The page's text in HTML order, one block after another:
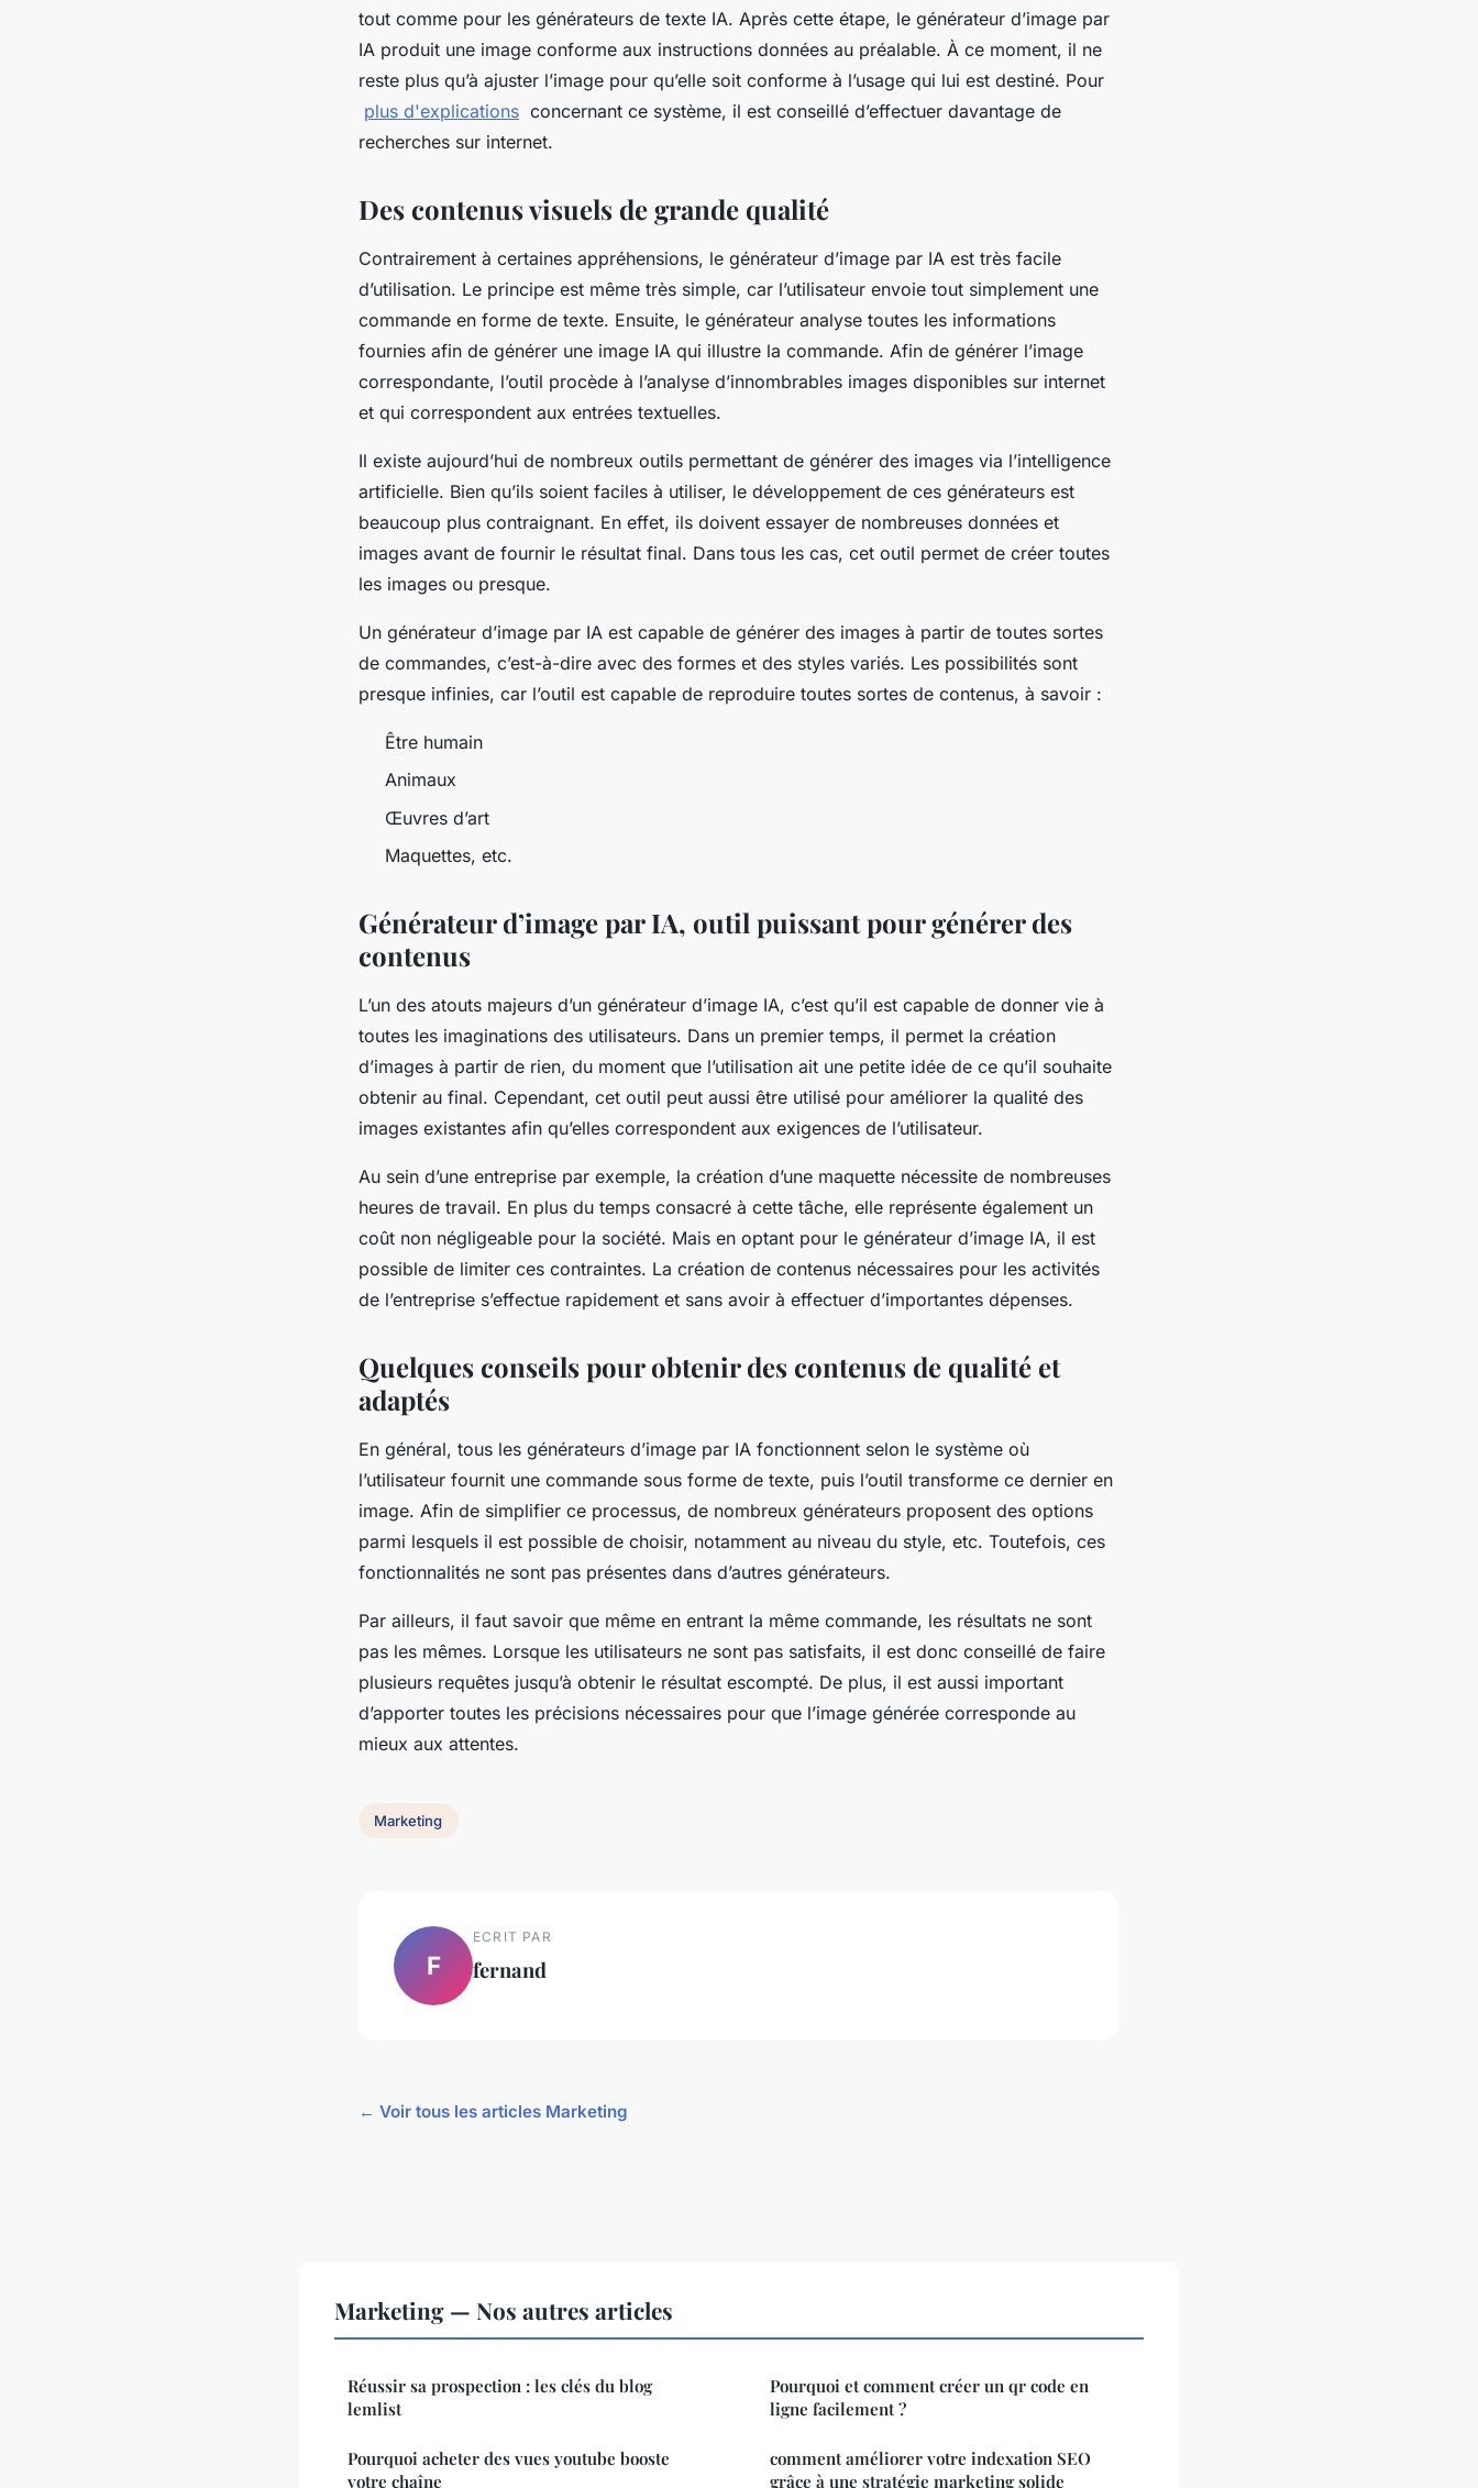
tout comme pour les générateurs de texte IA. Après cette étape, le générateur d’image par
IA produit une image conforme aux instructions données au préalable. À ce moment, il ne
reste plus qu’à ajuster l’image pour qu’elle soit conforme à l’usage qui lui est destiné. Pour
plus d'explications concernant ce système, il est conseillé d’effectuer davantage de
recherches sur internet.
Des contenus visuels de grande qualité
Contrairement à certaines appréhensions, le générateur d’image par IA est très facile
d’utilisation. Le principe est même très simple, car l’utilisateur envoie tout simplement une
commande en forme de texte. Ensuite, le générateur analyse toutes les informations
fournies afin de générer une image IA qui illustre la commande. Afin de générer l’image
correspondante, l’outil procède à l’analyse d’innombrables images disponibles sur internet
et qui correspondent aux entrées textuelles.
Il existe aujourd’hui de nombreux outils permettant de générer des images via l’intelligence
artificielle. Bien qu’ils soient faciles à utiliser, le développement de ces générateurs est
beaucoup plus contraignant. En effet, ils doivent essayer de nombreuses données et
images avant de fournir le résultat final. Dans tous les cas, cet outil permet de créer toutes
les images ou presque.
Un générateur d’image par IA est capable de générer des images à partir de toutes sortes
de commandes, c’est-à-dire avec des formes et des styles variés. Les possibilités sont
presque infinies, car l’outil est capable de reproduire toutes sortes de contenus, à savoir :
Être humain
Animaux
Œuvres d’art
Maquettes, etc.
Générateur d’image par IA, outil puissant pour générer des
contenus
L’un des atouts majeurs d’un générateur d’image IA, c’est qu’il est capable de donner vie à
toutes les imaginations des utilisateurs. Dans un premier temps, il permet la création
d’images à partir de rien, du moment que l’utilisation ait une petite idée de ce qu’il souhaite
obtenir au final. Cependant, cet outil peut aussi être utilisé pour améliorer la qualité des
images existantes afin qu’elles correspondent aux exigences de l’utilisateur.
Au sein d’une entreprise par exemple, la création d’une maquette nécessite de nombreuses
heures de travail. En plus du temps consacré à cette tâche, elle représente également un
coût non négligeable pour la société. Mais en optant pour le générateur d’image IA, il est
possible de limiter ces contraintes. La création de contenus nécessaires pour les activités
de l’entreprise s’effectue rapidement et sans avoir à effectuer d’importantes dépenses.
Quelques conseils pour obtenir des contenus de qualité et
adaptés
En général, tous les générateurs d’image par IA fonctionnent selon le système où
l’utilisateur fournit une commande sous forme de texte, puis l’outil transforme ce dernier en
image. Afin de simplifier ce processus, de nombreux générateurs proposent des options
parmi lesquels il est possible de choisir, notamment au niveau du style, etc. Toutefois, ces
fonctionnalités ne sont pas présentes dans d’autres générateurs.
Par ailleurs, il faut savoir que même en entrant la même commande, les résultats ne sont
pas les mêmes. Lorsque les utilisateurs ne sont pas satisfaits, il est donc conseillé de faire
plusieurs requêtes jusqu’à obtenir le résultat escompté. De plus, il est aussi important
d’apporter toutes les précisions nécessaires pour que l’image générée corresponde au
mieux aux attentes.
Marketing
F
ECRIT PAR
fernand
← Voir tous les articles Marketing
Marketing — Nos autres articles
Réussir sa prospection : les clés du blog
lemlist
Pourquoi acheter des vues youtube booste
votre chaîne
Pourquoi et comment créer un qr code en
ligne facilement ?
comment améliorer votre indexation SEO
grâce à une stratégie marketing solide